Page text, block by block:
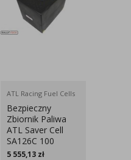
ATL Racing Fuel Cells
Bezpieczny
Zbiornik Paliwa
ATL Saver Cell
SA126C 100
Litrów
5 555,13 zł